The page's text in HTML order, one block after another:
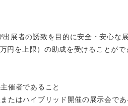
展者の誘致を目的に安全・安心な
円を上限）の助成を受けることが
催者であること
はハイブリッド開催の展示会であ